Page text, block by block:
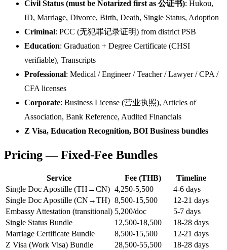
Civil Status (must be Notarized first as 公证书): Hukou,
ID, Marriage, Divorce, Birth, Death, Single Status, Adoption
Criminal: PCC (无犯罪记录证明) from district PSB
Education: Graduation + Degree Certificate (CHSI
verifiable), Transcripts
Professional: Medical / Engineer / Teacher / Lawyer / CPA /
CFA licenses
Corporate: Business License (营业执照), Articles of
Association, Bank Reference, Audited Financials
Z Visa, Education Recognition, BOI Business bundles
Pricing — Fixed-Fee Bundles
Service Fee (THB)
Timeline
Single Doc Apostille (TH→CN) 4,250-5,500
4-6 days
Single Doc Apostille (CN→TH) 8,500-15,500
12-21 days
Embassy Attestation (transitional) 5,200/doc
5-7 days
Single Status Bundle
12,500-18,500
18-28 days
Marriage Certificate Bundle
8,500-15,500
12-21 days
Z Visa (Work Visa) Bundle
28,500-55,500
18-28 days